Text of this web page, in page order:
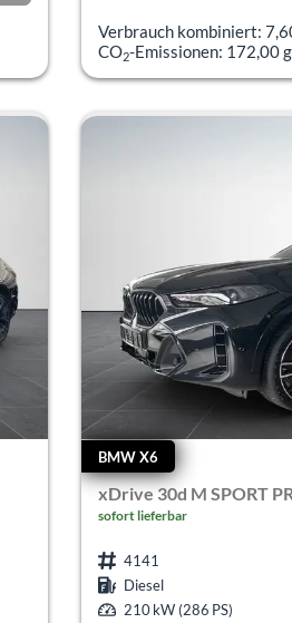
Verbrauch kombiniert:
CO2-Emissionen: 172,00
BMW X6
xDrive 30d M SPORT
sofort lieferbar
4141
Diesel
210 kW (286 PS)